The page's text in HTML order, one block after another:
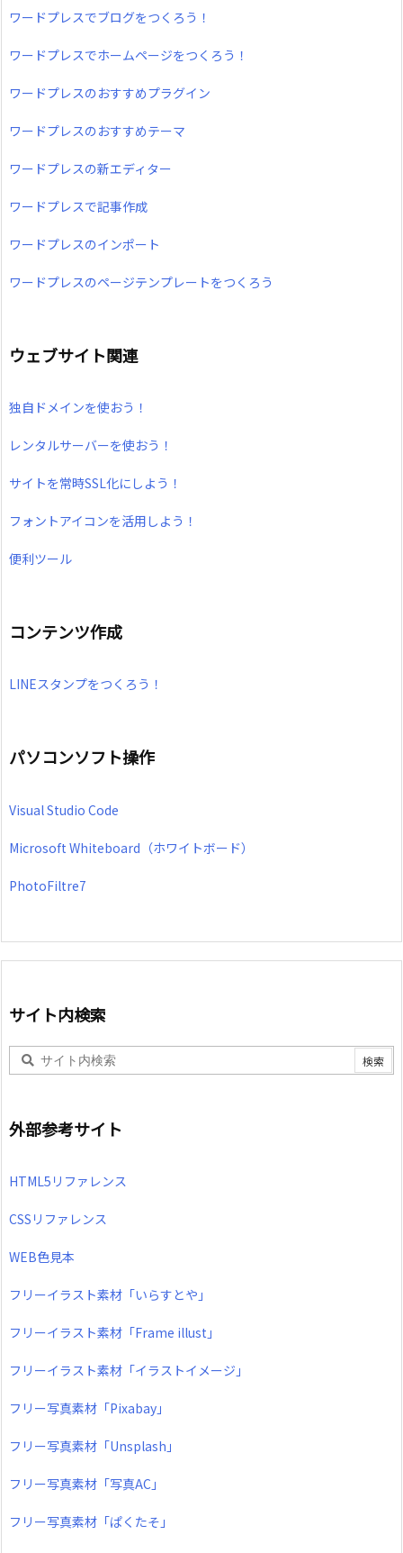
ワードプレスでブログをつくろう！
ワードプレスでホームページをつくろう！
ワードプレスのおすすめプラグイン
ワードプレスのおすすめテーマ
ワードプレスの新エディター
ワードプレスで記事作成
ワードプレスのインポート
ワードプレスのページテンプレートをつくろう
ウェブサイト関連
独自ドメインを使おう！
レンタルサーバーを使おう！
サイトを常時SSL化にしよう！
フォントアイコンを活用しよう！
便利ツール
コンテンツ作成
LINEスタンプをつくろう！
パソコンソフト操作
Visual Studio Code
Microsoft Whiteboard（ホワイトボード）
PhotoFiltre7
サイト内検索
外部参考サイト
HTML5リファレンス
CSSリファレンス
WEB色見本
フリーイラスト素材「いらすとや」
フリーイラスト素材「Frame illust」
フリーイラスト素材「イラストイメージ」
フリー写真素材「Pixabay」
フリー写真素材「Unsplash」
フリー写真素材「写真AC」
フリー写真素材「ぱくたそ」